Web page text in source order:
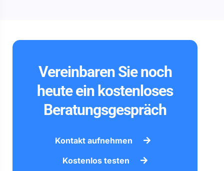
Vereinbaren Sie noch
heute ein kostenloses
Beratungsgespräch
Kontakt aufnehmen
Kostenlos testen